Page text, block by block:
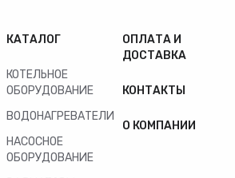
КАТАЛОГ
КОТЕЛЬНОЕ
ОБОРУДОВАНИЕ
ВОДОНАГРЕВАТЕЛИ
НАСОСНОЕ
ОБОРУДОВАНИЕ
ОПЛАТА И
ДОСТАВКА
КОНТАКТЫ
О КОМПАНИИ